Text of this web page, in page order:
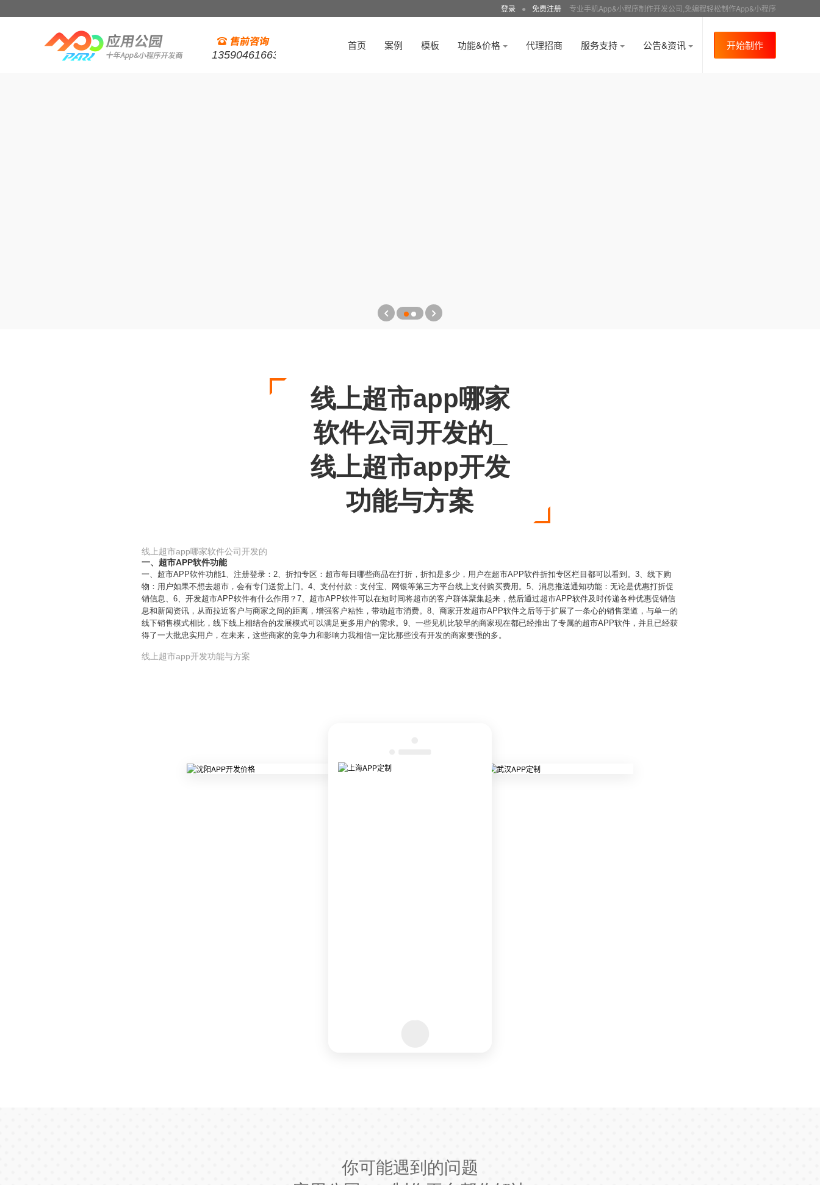
登录 ● 免费注册 专业手机App&小程序制作开发公司,免编程轻松制作App&小程序
13590461663
首页 案例 模板 功能&价格 代理招商 服务支持 公告&资讯 开始制作
线上超市app哪家
软件公司开发的_
线上超市app开发
功能与方案
线上超市app哪家软件公司开发的
一、超市APP软件功能
一、超市APP软件功能1、注册登录：2、折扣专区：超市每日哪些商品在打折，折扣是多少，用户在超市APP软件折扣专区栏目都可以看到。3、线下购
物：用户如果不想去超市，会有专门送货上门。4、支付付款：支付宝、网银等第三方平台线上支付购买费用。5、消息推送通知功能：无论是优惠打折促
销信息、6、开发超市APP软件有什么作用？7、超市APP软件可以在短时间将超市的客户群体聚集起来，然后通过超市APP软件及时传递各种优惠促销信
息和新闻资讯，从而拉近客户与商家之间的距离，增强客户粘性，带动超市消费。8、商家开发超市APP软件之后等于扩展了一条心的销售渠道，与单一的
线下销售模式相比，线下线上相结合的发展模式可以满足更多用户的需求。9、一些见机比较早的商家现在都已经推出了专属的超市APP软件，并且已经获
得了一大批忠实用户，在未来，这些商家的竞争力和影响力我相信一定比那些没有开发的商家要强的多。
线上超市app开发功能与方案
你可能遇到的问题